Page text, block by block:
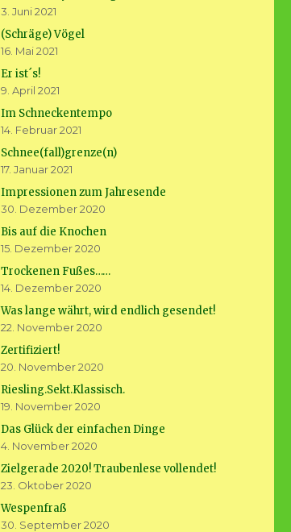
3. Juni 2021
(Schräge) Vögel
16. Mai 2021
Er ist´s!
9. April 2021
Im Schneckentempo
14. Februar 2021
Schnee(fall)grenze(n)
17. Januar 2021
Impressionen zum Jahresende
30. Dezember 2020
Bis auf die Knochen
15. Dezember 2020
Trockenen Fußes……
14. Dezember 2020
Was lange währt, wird endlich gesendet!
22. November 2020
Zertifiziert!
20. November 2020
Riesling.Sekt.Klassisch.
19. November 2020
Das Glück der einfachen Dinge
4. November 2020
Zielgerade 2020! Traubenlese vollendet!
23. Oktober 2020
Wespenfraß
30. September 2020